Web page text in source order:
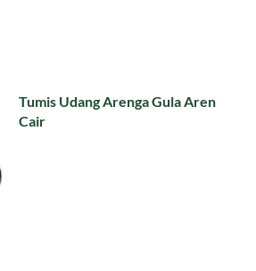
Tumis Udang Arenga Gula Aren
Cair